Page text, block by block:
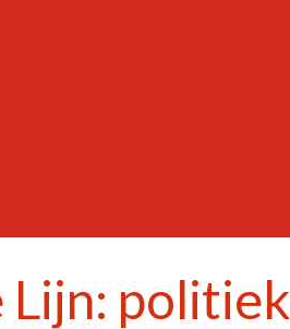
Lijn: politiek